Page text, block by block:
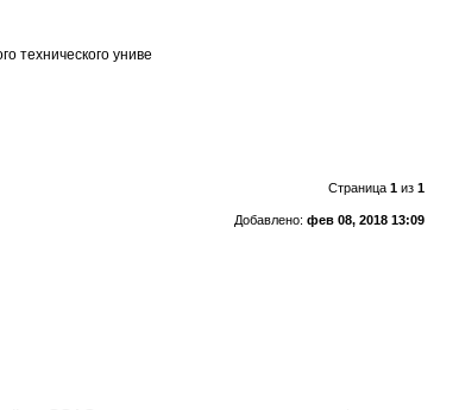
технического униве
Страница 1из 1
Добавлено: фев 08, 2018 13:09